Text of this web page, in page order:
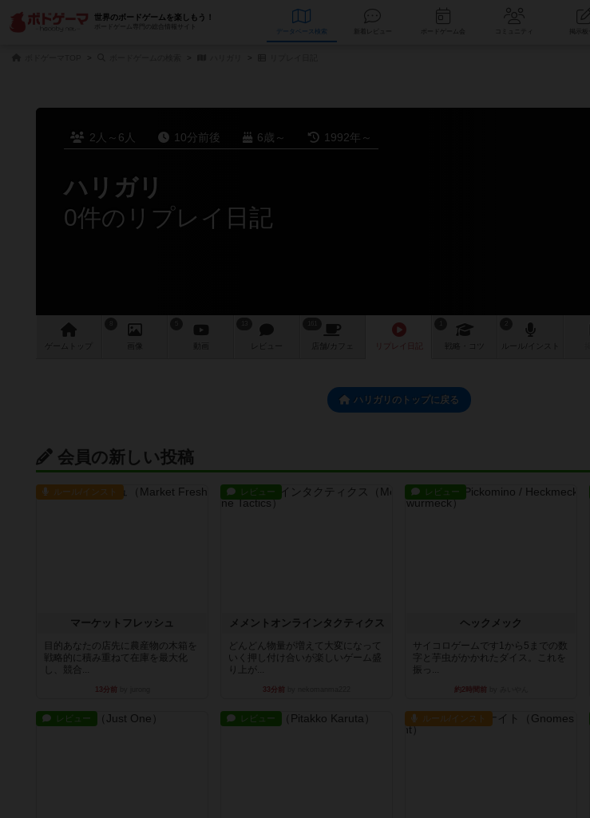
世界のボードゲームを楽しもう！
ボードゲーム専門の総合情報サイト
データベース コミュニティ
2人～6人 10分前後 6歳～ 1992年～
ハリガリ
0件のリプレイ日記
ゲーム 画像 レビュー 店舗/ カフェ 戦略
ハリガリのトップに戻る
会員の新しい投稿
ルール/インスト
マーケットフレッシュ
目的あなたの店先に農産物の木箱を
戦略的に積み重ねて在庫を最大化
し、競合...
13分前
レビュー
メメントオンラインタクティクス
どんどん物量が増えて大変になって
いく押し付け合いが楽しいゲーム盛
り上が...
33分前
レビュー
ヘックメック
サイコロゲームです1から5までの数
字と芋虫がかかれたダイス。これを
振っ...
約2時間前
レビュー レビュー ルール/インスト